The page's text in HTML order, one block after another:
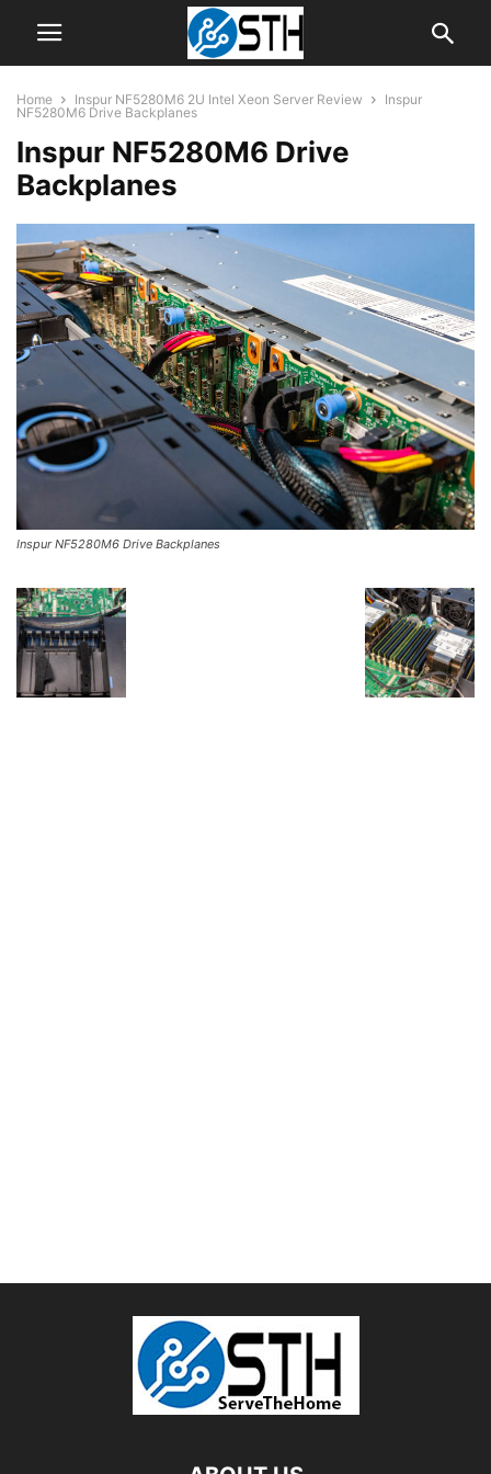
Home Inspur NF5280M6 2U Intel Xeon Server Review
Inspur
NF5280M6 Drive Backplanes
Inspur NF5280M6 Drive
Backplanes
Inspur NF5280M6 Drive Backplanes